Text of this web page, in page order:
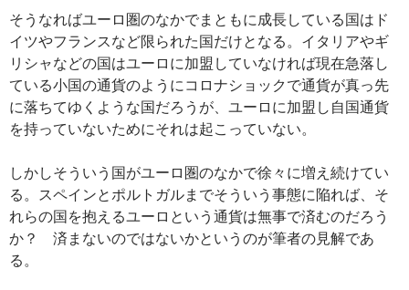
そうなればユーロ圏のなかでまともに成長している国はド
イツやフランスなど限られた国だけとなる。イタリアやギ
リシャなどの国はユーロに加盟していなければ現在急落し
ている小国の通貨のようにコロナショックで通貨が真っ先
に落ちてゆくような国だろうが、ユーロに加盟し自国通貨
を持っていないためにそれは起こっていない。
しかしそういう国がユーロ圏のなかで徐々に増え続けてい
る。スペインとポルトガルまでそういう事態に陥れば、そ
れらの国を抱えるユーロという通貨は無事で済むのだろう
か？ 済まないのではないかというのが筆者の見解であ
る。